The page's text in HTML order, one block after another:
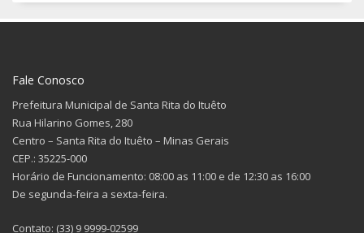
Fale Conosco
Prefeitura Municipal de Santa Rita do Ituêto
Rua Hilarino Gomes, 280
Centro – Santa Rita do Ituêto – Minas Gerais
CEP.: 35225-000
Horário de Funcionamento: 08:00 as 11:00 e de 12:30 as 16:00
De segunda-feira a sexta-feira.
Contato: (33) 9 9999-02599